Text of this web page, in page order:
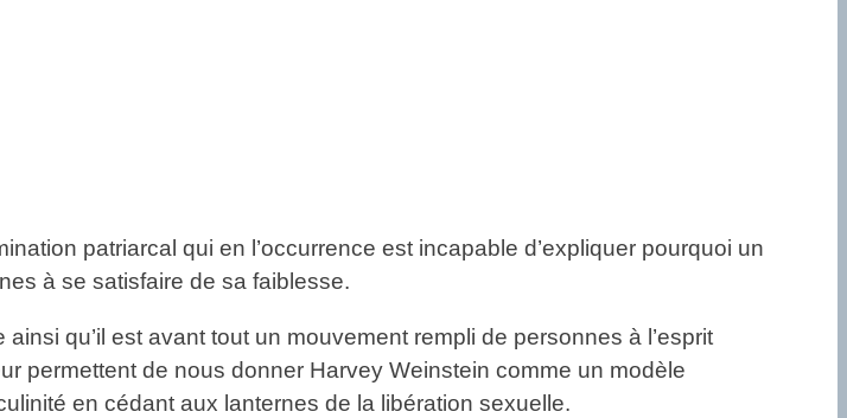
patriarcal qui en l’occurrence est incapable d’expliquer pourquoi un
à se satisfaire de sa faiblesse.
qu’il est avant tout un mouvement rempli de personnes à l’esprit
permettent de nous donner Harvey Weinstein comme un modèle
en cédant aux lanternes de la libération sexuelle.